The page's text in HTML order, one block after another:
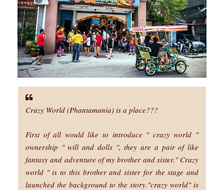
Crazy World (Phantamania) is a place???
First of all would like to introduce " crazy world "
ownership " will and dolls ", they are a pair of like
fantasy and adventure of my brother and sister." Crazy
world " is to this brother and sister for the stage and
launched the background to the story."crazy world" is